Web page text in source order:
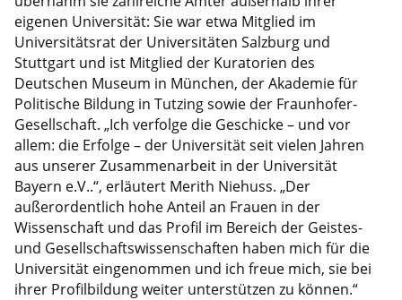
eigenen Universität: Sie war etwa Mitglied im
Universitätsrat der Universitäten Salzburg und
Stuttgart und ist Mitglied der Kuratorien des
Deutschen Museum in München, der Akademie für
Politische Bildung in Tutzing sowie der Fraunhofer-
Gesellschaft. „Ich verfolge die Geschicke – und vor
allem: die Erfolge – der Universität seit vielen Jahren
aus unserer Zusammenarbeit in der Universität
Bayern e.V..“, erläutert Merith Niehuss. „Der
außerordentlich hohe Anteil an Frauen in der
Wissenschaft und das Profil im Bereich der Geistes-
und Gesellschaftswissenschaften haben mich für die
Universität eingenommen und ich freue mich, sie bei
ihrer Profilbildung weiter unterstützen zu können.“